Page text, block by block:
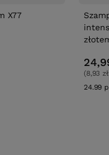
X77
(8,93
24.99